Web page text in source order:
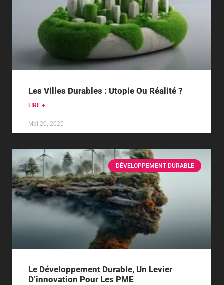
Les Villes Durables : Utopie Ou Réalité ?
LIRE +
Mai 20, 2025
DÉVELOPPEMENT DURABLE
Le Développement Durable, Un Levier
D’innovation Pour Les PME